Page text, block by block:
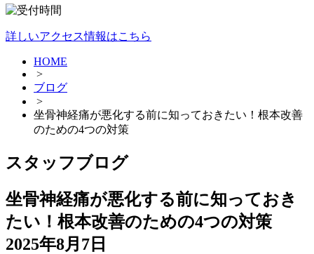
詳しいアクセス情報はこちら
HOME
>
ブログ
>
坐骨神経痛が悪化する前に知っておきたい！根本改善
のための4つの対策
スタッフブログ
坐骨神経痛が悪化する前に知っておき
たい！根本改善のための4つの対策
2025年8月7日